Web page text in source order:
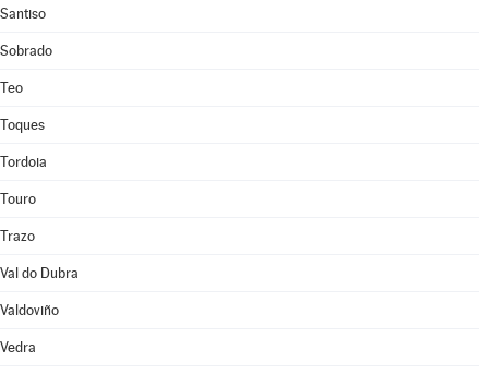
Santiso
Sobrado
Teo
Toques
Tordoia
Touro
Trazo
Val do Dubra
Valdoviño
Vedra